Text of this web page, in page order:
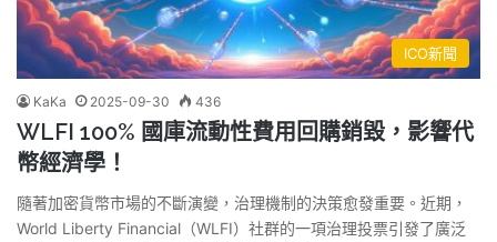
ICO新聞
KaKa 2025-09-30 436
WLFI 100% 國庫流動性費用回購銷毀，影響代
幣經濟學！
隨著加密貨幣市場的不斷演變，治理機制的決策愈發重要。近期，
World Liberty Financial（WLFI）社群的一項治理投票引發了廣泛